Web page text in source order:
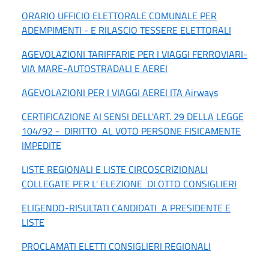
ORARIO UFFICIO ELETTORALE COMUNALE PER
ADEMPIMENTI - E RILASCIO TESSERE ELETTORALI
AGEVOLAZIONI TARIFFARIE PER I VIAGGI FERROVIARI-
VIA MARE-AUTOSTRADALI E AEREI
AGEVOLAZIONI PER I VIAGGI AEREI ITA Airways
CERTIFICAZIONEAI SENSI DELL'ART. 29 DELLA LEGGE
104/92 - DIRITTO AL VOTO PERSONE FISICAMENTE
IMPEDITE
LISTE REGIONALI E LISTE CIRCOSCRIZIONALI
COLLEGATE PER L' ELEZIONE DI OTTO CONSIGLIERI
ELIGENDO-RISULTATI CANDIDATI A PRESIDENTE E
LISTE
PROCLAMATI ELETTI CONSIGLIERI REGIONALI